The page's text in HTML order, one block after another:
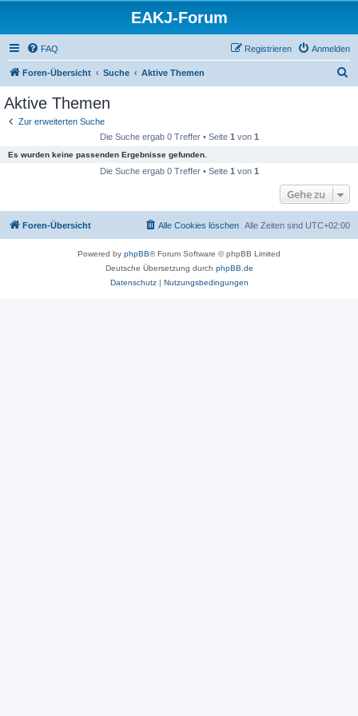
EAKJ-Forum
FAQ Anmelden
Registrieren
Foren-Übersicht Suche Aktive Themen
Aktive Themen
Zur erweiterten Suche
Die Suche ergab 0 Treffer • Seite 1 von 1
Es wurden keine passenden Ergebnisse gefunden.
Die Suche ergab 0 Treffer • Seite 1 von 1
Gehe zu
Foren-Übersicht Alle Zeiten sind UTC+02:00
Alle Cookies löschen
Powered by phpBB® Forum Software © phpBB Limited
Deutsche Übersetzung durch phpBB.de
Datenschutz| Nutzungsbedingungen